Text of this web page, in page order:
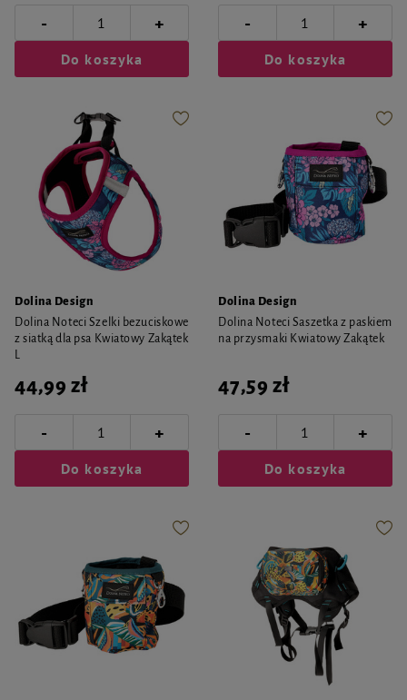
- +
Do koszyka
- +
Do koszyka
Dolina Design
Dolina Noteci Szelki bezuciskowe
z siatką dla psa Kwiatowy Zakątek
L
44,99 zł
- +
Do koszyka
Dolina Design
Dolina Noteci Saszetka z paskiem
na przysmaki Kwiatowy Zakątek
47,59 zł
- +
Do koszyka